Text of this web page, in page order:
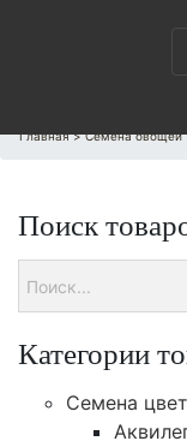
Главная>Семена овощей
Поиск
Категории
Cемена